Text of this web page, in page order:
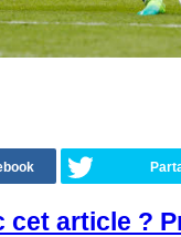
cet article ?